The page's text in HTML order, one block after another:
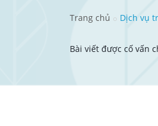
Trang chủ Dịch vụ
Bài viết được cố vấn